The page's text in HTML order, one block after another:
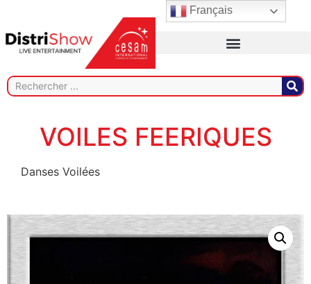
VOILES FEERIQUES
Danses Voilées
Français